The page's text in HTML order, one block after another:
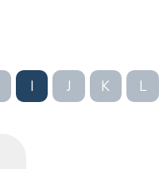
I J K L